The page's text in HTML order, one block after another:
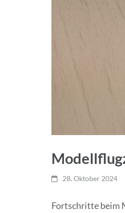
28. Oktober 2024
Fortschritte beim